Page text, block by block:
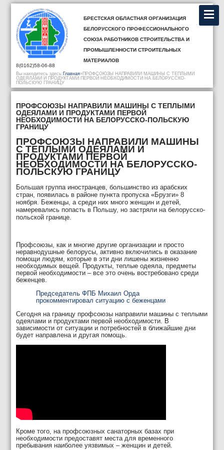
Брестская областная организация
Белорусского профессионального
союза работников строительства и
промышленности строительных
материалов
Вы находитесь здесь: Главная»ПРОФСОЮЗЫ НАПРАВИЛИ МАШИНЫ С ТЕПЛЫМИ
ОДЕЯЛАМИ И ПРОДУКТАМИ ПЕРВОЙ НЕОБХОДИМОСТИ НА БЕЛОРУССКО-
ПОЛЬСКУЮ ГРАНИЦУ
8(0162)58-06-88
ПРОФСОЮЗЫ НАПРАВИЛИ МАШИНЫ С ТЕПЛЫМИ
ОДЕЯЛАМИ И ПРОДУКТАМИ ПЕРВОЙ
НЕОБХОДИМОСТИ НА БЕЛОРУССКО-ПОЛЬСКУЮ
ГРАНИЦУ
ПРОФСОЮЗЫ НАПРАВИЛИ МАШИНЫ
С ТЕПЛЫМИ ОДЕЯЛАМИ И
ПРОДУКТАМИ ПЕРВОЙ
НЕОБХОДИМОСТИ НА БЕЛОРУССКО-
ПОЛЬСКУЮ ГРАНИЦУ
Большая группа иностранцев, большинство из арабских
стран, появилась в районе пункта пропуска «Брузги» 8
ноября. Беженцы, а среди них много женщин и детей,
намеревались попасть в Польшу, но застряли на белорусско-
польской границе.
Профсоюзы, как и многие другие организации и просто
неравнодушные белорусы, активно включились в оказание
помощи людям, которые в эти дни лишены жизненно
необходимых вещей. Продукты, теплые одеяла, предметы
первой необходимости – все это очень востребовано среди
беженцев.
Председатель ФПБ Михаил Орда
прокомментировал ситуацию с беженцами
Сегодня на границу профсоюзы направили машины с теплыми
одеялами и продуктами первой необходимости. В
зависимости от ситуации и потребностей в ближайшие дни
будет направлена и другая помощь.
Кроме того, на профсоюзных санаторных базах при
необходимости предоставят места для временного
пребывания наиболее уязвимых – женщин и детей.